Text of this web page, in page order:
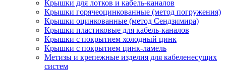
Крышки для лотков и кабель-каналов
Крышки горячеоцинкованные (метод погружения)
Крышки оцинкованные (метод Сендзимира)
Крышки пластиковые для кабель-каналов
Крышки с покрытием холодный цинк
Крышки с покрытием цинк-ламель
Метизы и крепежные изделия для кабеленесущих
систем